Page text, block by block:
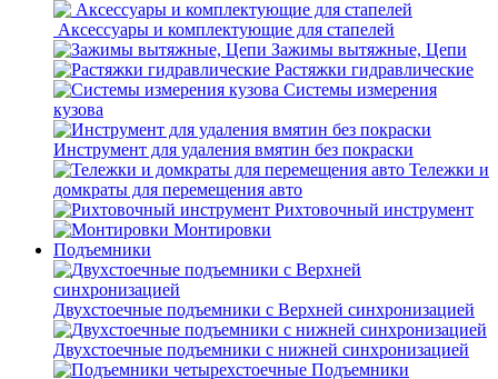
Аксессуары и комплектующие для стапелей
Зажимы вытяжные, Цепи
Растяжки гидравлические
Системы измерения
кузова
Инструмент для удаления вмятин без покраски
Тележки и
домкраты для перемещения авто
Рихтовочный инструмент
Монтировки
Подъемники
Двухстоечные подъемники с Верхней синхронизацией
Двухстоечные подъемники с нижней синхронизацией
Подъемники